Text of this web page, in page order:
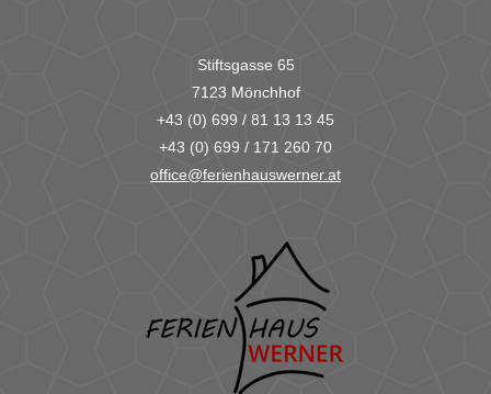
Stiftsgasse 65
7123 Mönchhof
+43 (0) 699 / 81 13 13 45
+43 (0) 699 / 171 260 70
office@ferienhauswerner.at